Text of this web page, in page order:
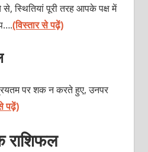
स्थितियां पूरी तरह आपके पक्ष में
(विस्तार से पढ़ें)
पर शक न करते हुए, उनपर
पढ़ें)
राशिफल